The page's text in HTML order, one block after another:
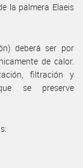
la palmera Elaeis
deberá ser por
de calor.
filtración y
se preserve